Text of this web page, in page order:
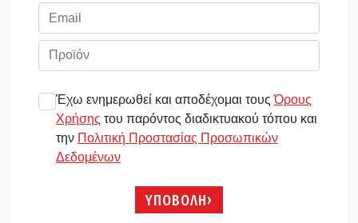
Έχω ενημερωθεί και αποδέχομαι τουςΌρους
Χρήσης του παρόντος διαδικτυακού τόπου και
την Πολιτική Προστασίας Προσωπικών
Δεδομένων
ΥΠΟΒΟΛΗ